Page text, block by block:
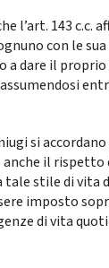
l’art. 143 c.c.
con le sua
a dare il
si
il rispetto
stile di vita
imposto
di vita